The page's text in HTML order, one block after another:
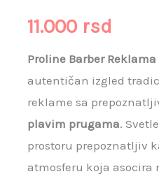
11.000 rsd
Proline Barber
autentičan izgled
reklame sa
plavim prugama.
prostoru prepoznatljiv
atmosferu koja asocira